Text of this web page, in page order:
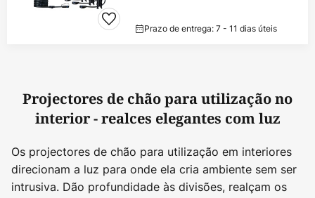
Prazo de entrega: 7 - 11 dias úteis
Projectores de chão para utilização no
interior - realces elegantes com luz
Os projectores de chão para utilização em interiores
direcionam a luz para onde ela cria ambiente sem ser
intrusiva. Dão profundidade às divisões, realçam os